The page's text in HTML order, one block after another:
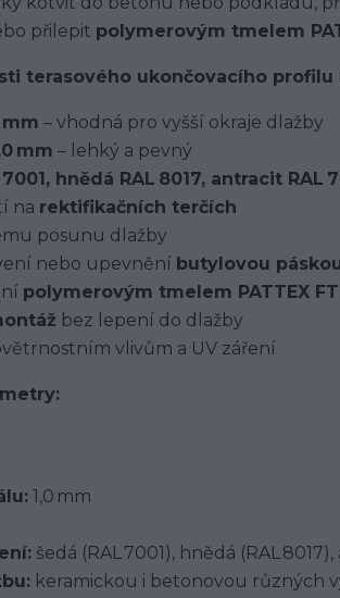
přilepit polymerovým tmelem
terasového ukončovacího profilu
– vhodná pro vyšší okraje dlažby
mm – lehký a pevný
hnědá RAL 8017, antracit RAL
na rektifikačních terčích
posunu dlažby
nebo upevnění butylovou
polymerovým tmelem PATTEX FT
bez lepení do dlažby
vlivům a UV záření
1,0 mm
šedá (RAL 7001), hnědá (RAL
keramickou i betonovou různých